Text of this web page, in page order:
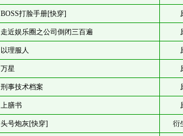
BOSS打脸手册[快穿]
走近娱乐圈之公司倒闭三百遍
以理服人
万星
刑事技术档案
上膳书
头号炮灰[快穿] 衍